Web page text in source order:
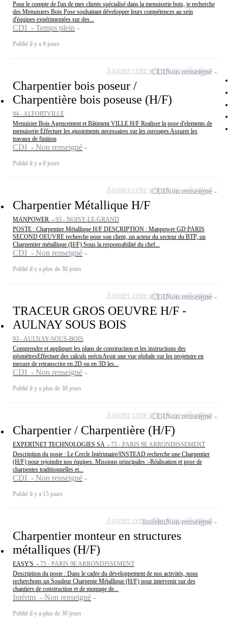
Pour le compte de l'un de mes clients spécialisé dans la menuiserie bois, je recherche
des Menuisiers Bois Pose souhaitant développer leurs compétences au sein
d'équipes expérimentées sur des...
CDI - Temps plein
Publié il y a 9 jours
Charpentier bois poseur /
Charpentière bois poseuse (H/F)
94 - ALFORTVILLE
Menuisier Bois Agencement et Bâtiment VILLE H/F Realiser la pose d'elements de
menuiserie Effectuer les ajustements necessaires sur les ouvrages Assurer les
travaux de finition
CDI - Non renseigné
Publié il y a 8 jours
CDINon renseigné
Ajouter cette offre à ma sélection
Charpentier Métallique H/F
MANPOWER - 93 - NOISY-LE-GRAND
POSTE : Charpentier Métallique H/F DESCRIPTION : Manpower GD PARIS
SECOND OEUVRE recherche pour son client, un acteur du secteur du BTP, un
Charpentier métallique (H/F) Sous la responsabilité du chef...
CDI - Non renseigné
Publié il y a plus de 30 jours
CDINon renseigné
Ajouter cette offre à ma sélection
TRACEUR GROS OEUVRE H/F -
AULNAY SOUS BOIS
93 - AULNAY-SOUS-BOIS
Comprendre et appliquer les plans de construction et les instructions des
géomètresEffectuer des calculs précisAvoir une vue globale sur les projetstre en
mesure de retranscrire en 2D ou en 3D les...
CDI - Non renseigné
Publié il y a plus de 30 jours
CDINon renseigné
Ajouter cette offre à ma sélection
Charpentier / Charpentière (H/F)
EXPERTNET TECHNOLOGIES SA - 75 - PARIS 9E ARRONDISSEMENT
Description du poste : Le Cercle Intérimaire/INSTEAD recherche une Charpentier
(H/F) pour rejoindre nos équipes. Missions principales :-Réalisation et pose de
charpentes traditionnelles et...
CDI - Non renseigné
Publié il y a 15 jours
CDINon renseigné
Ajouter cette offre à ma sélection
Charpentier monteur en structures
métalliques (H/F)
EASY'S - 75 - PARIS 9E ARRONDISSEMENT
Description du poste : Dans le cadre du développement de nos activités, nous
recherchons un Soudeur Charpente Métallique (H/F) pour intervenir sur des
chantiers de construction et de montage de...
Intérim - Non renseigné
Publié il y a plus de 30 jours
IntérimNon renseigné
Ajouter cette offre à ma sélection